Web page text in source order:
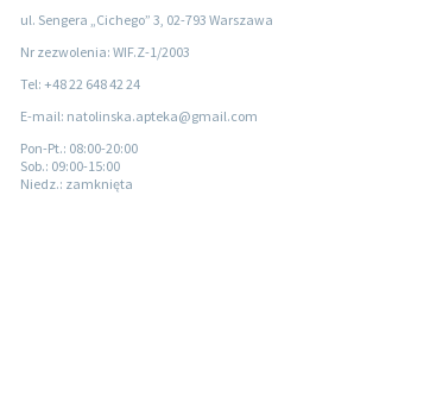
ul. Sengera „Cichego” 3, 02-793 Warszawa
Nr zezwolenia: WIF.Z-1/2003
Tel: +48 22 648 42 24
E-mail: natolinska.apteka@gmail.com
Pon-Pt.: 08:00-20:00
Sob.: 09:00-15:00
Niedz.: zamknięta